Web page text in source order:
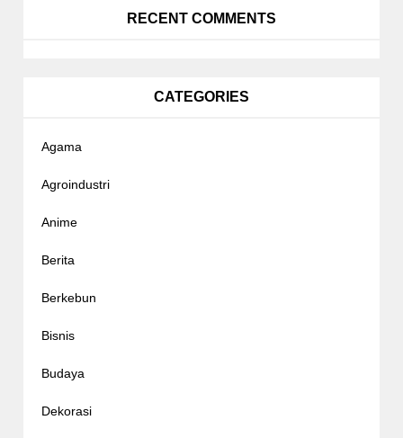
RECENT COMMENTS
CATEGORIES
Agama
Agroindustri
Anime
Berita
Berkebun
Bisnis
Budaya
Dekorasi